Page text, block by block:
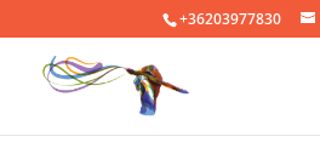
+36203977830